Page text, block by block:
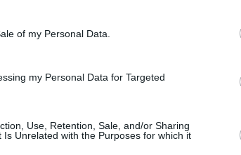
of my Personal Data.
my Personal Data for Targeted
Use, Retention, Sale, and/or Sharing
Unrelated with the Purposes for which it
και The Crusade (2021). Το 2006
στην ταινία Συνήθεις Εραστές, σε
τέταρτη μεγάλου μήκους ταινία του, Τα